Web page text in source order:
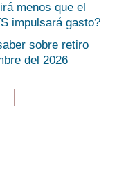
menos que el
impulsará gasto?
sobre retiro
del 2026